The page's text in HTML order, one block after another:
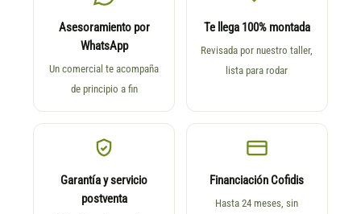
Asesoramiento por
WhatsApp
Un comercial te acompaña
de principio a fin
Te llega 100% montada
Revisada por nuestro taller,
lista para rodar
Garantía y servicio
postventa
Financiación Cofidis
Hasta 24 meses, sin